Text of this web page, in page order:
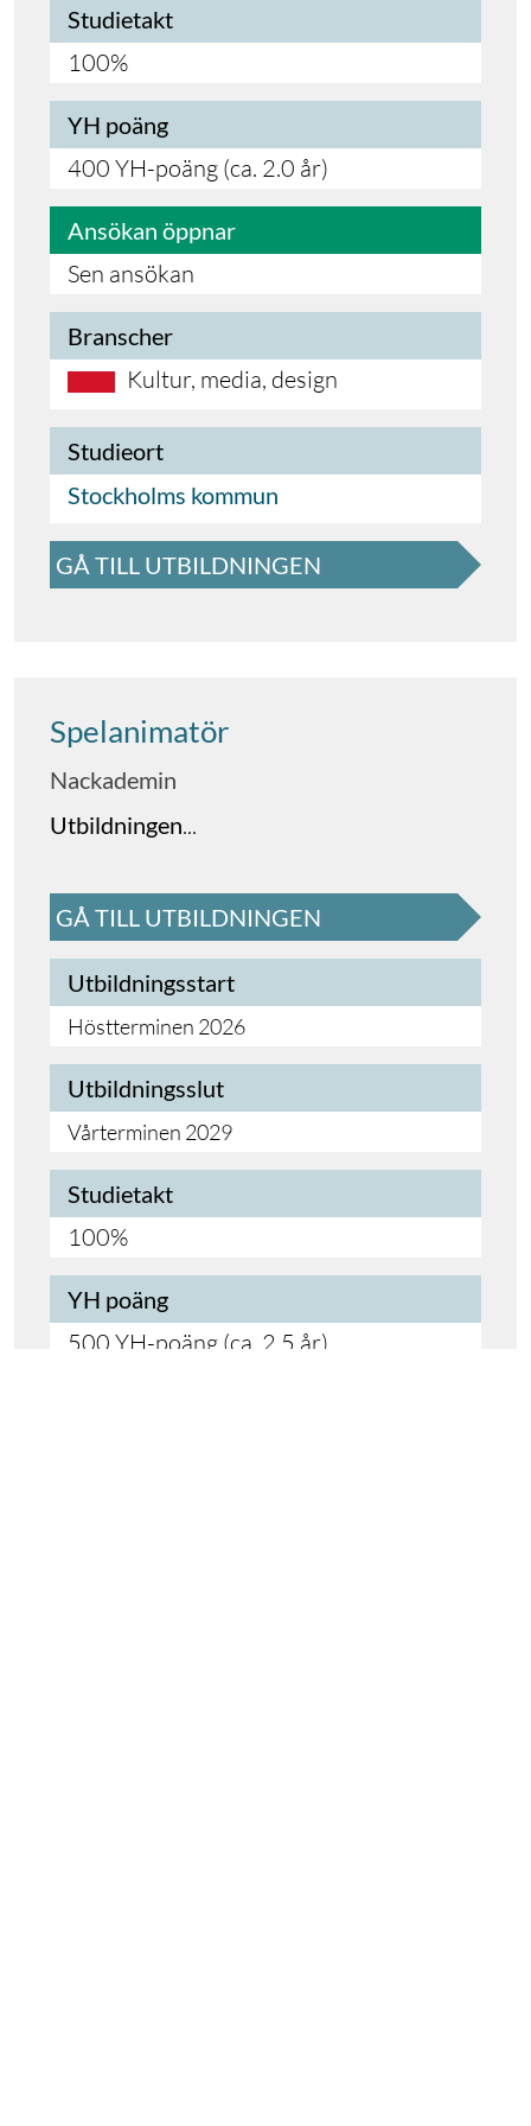
Studietakt
100%
YH poäng
400 YH-poäng (ca. 2.0 år)
Ansökan öppnar
Sen ansökan
Branscher
Kultur, media, design
Studieort
Stockholms kommun
GÅ TILL UTBILDNINGEN
Spelanimatör
Nackademin
Utbildningen...
GÅ TILL UTBILDNINGEN
Utbildningsstart
Höstterminen 2026
Utbildningsslut
Vårterminen 2029
Studietakt
100%
YH poäng
500 YH-poäng (ca. 2.5 år)